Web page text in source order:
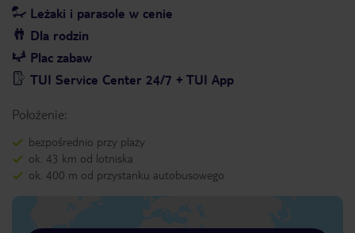
Leżaki i parasole w cenie
Dla rodzin
Plac zabaw
TUI Service Center 24/7 + TUI App
Położenie:
bezpośrednio przy plaży
ok. 43 km od lotniska
ok. 400 m od przystanku autobusowego